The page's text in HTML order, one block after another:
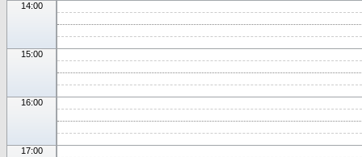
14:00
15:00
16:00
17:00